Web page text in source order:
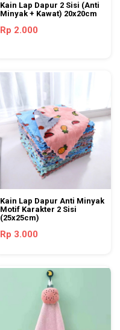
Kain Lap Dapur 2 Sisi (Anti
Minyak + Kawat) 20x20cm
Rp 2.000
Kain Lap Dapur Anti Minyak
Motif Karakter 2 Sisi
(25x25cm)
Rp 3.000